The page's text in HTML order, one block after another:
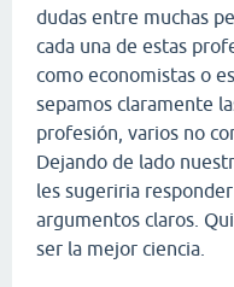
dudas entre muchas
cada una de estas
como economistas o
sepamos claramente
profesión, varios no
Dejando de lado
les sugeriria
argumentos claros.
ser la mejor ciencia.